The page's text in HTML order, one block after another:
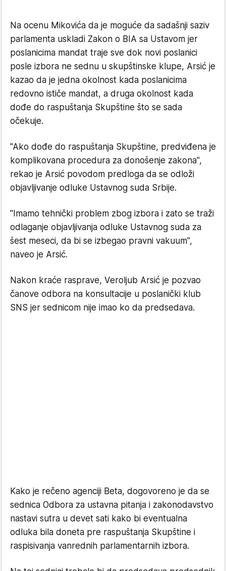
Na ocenu Mikovića da je moguće da sadašnji saziv
parlamenta uskladi Zakon o BIA sa Ustavom jer
poslanicima mandat traje sve dok novi poslanici
posle izbora ne sednu u skupštinske klupe, Arsić je
kazao da je jedna okolnost kada poslanicima
redovno ističe mandat, a druga okolnost kada
dođe do raspuštanja Skupštine što se sada
očekuje.
"Ako dođe do raspuštanja Skupštine, predviđena je
komplikovana procedura za donošenje zakona",
rekao je Arsić povodom predloga da se odloži
objavljivanje odluke Ustavnog suda Srbije.
"Imamo tehnički problem zbog izbora i zato se traži
odlaganje objavljivanja odluke Ustavnog suda za
šest meseci, da bi se izbegao pravni vakuum",
naveo je Arsić.
Nakon kraće rasprave, Veroljub Arsić je pozvao
čanove odbora na konsultacije u poslanički klub
SNS jer sednicom nije imao ko da predsedava.
Kako je rečeno agenciji Beta, dogovoreno je da se
sednica Odbora za ustavna pitanja i zakonodavstvo
nastavi sutra u devet sati kako bi eventualna
odluka bila doneta pre raspuštanja Skupštine i
raspisivanja vanrednih parlamentarnih izbora.